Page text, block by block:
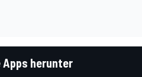
Apps herunter